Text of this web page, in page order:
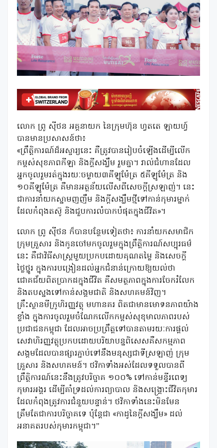
លោក ព្រូ ស៊ីថន អគ្គនាយក នៃក្រុមហ៊ុន ហ្វតតេ ឡាយហ្វ៍
បានមានប្រសាសន៍ថា៖
«ព្រឹត្តិការណ៍ដ៏អស្ចារ្យនេះ គឺត្រូវបានរៀបចំឡើងដើម្បីលើក
កម្ពស់សុខភាពកីឡា និងក្តីសង្ឃឹម រួមគ្នា។ រាល់ជំហានដែល
អ្នកចូលរួមរត់ក្នុងរយៈចម្ងាយ៣គីឡូម៉ែត្រ ៥គីឡូម៉ែត្រ និង
១០គីឡូម៉ែត្រ គឺមានអត្ថន័យលើសពីសេចក្តីស្រឡាញ់។ នេះ
ជាការនាំយកស្នាមញញឹម និងក្តីសង្ឃឹមថ្មីទៅកាន់កុមារម្នាក់
ដែលកំពុងតស៊ូ និងជួបការលំបាកបំផុតក្នុងជីវិត»។
លោក ព្រូ ស៊ីថន ក៏បានបន្ថែមទៀតថា៖ ការនាំយកសមាជិក
ក្រុមគ្រួសារ និងកូនចៅមកចូលរួមក្នុងព្រឹត្តិការណ៍សប្បុរធម៌
នេះ គឺជាវិធីសាស្ត្រមួយប្រកបដោយគុណតម្លៃ និងសេចក្តី
ថ្លៃថ្នូរ ក្នុងការបង្រៀនដល់អ្នកជំនាន់ក្រោយឱ្យយល់ថា
ជោគជ័យពិតប្រាកដក្នុងជីវិត គឺសមត្ថភាពក្នុងការចែករំលែក
និងតបស្នងទៅកាន់សង្គមជាតិ និងសហគមន៍វិញ។
គ្រឹះស្ថានមីក្រូហិរញ្ញវត្ថុ មហានគរ ពិតជាមានមោទនភាពយ៉ាង
ខ្លាំង ក្នុងការចូលរួមចំណែកលើកកម្ពស់សុខុមាលភាពរបស់
ប្រជាជនកម្ពុជា ដែលអាចប្រព្រឹត្តទៅបានតាមរយៈការផ្តល់
សេវាហិរញ្ញវត្ថុប្រកបដោយបរិយាបន្នពិសេសគឺសកម្មភាព
សង្គមដែលបានផ្សារភ្ជាប់ទៅនឹងមនុស្សជាទីស្រឡាញ់ ក្រុម
គ្រួសារ និងសហគមន៍។ ថវិកាទាំងអស់ដែលទទួលបានពី
ព្រឹត្តិការណ៍នេះនឹងត្រូវបរិច្ចាគ ១០០% ទៅកាន់មន្ទីរពេទ្យ
កុមារអង្គរ ដើម្បីគាំទ្រដល់ការព្យាបាល និងសង្គ្រោះជីវិតកុមារ
ដែលកំពុងត្រូវការជំនួយបន្ទាន់។ ថវិកាទាំងនេះមិនមែន
ត្រឹមតែជាការបរិច្ចាគទេ ប៉ុន្តែជា «កាដូនៃក្តីសង្ឃឹម» ដល់
អនាគតរបស់កុមារកម្ពុជា។”